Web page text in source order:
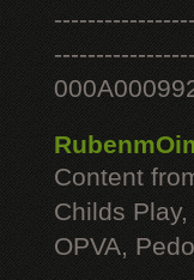
-----------------
-----------------
Content
Childs
OPVA,